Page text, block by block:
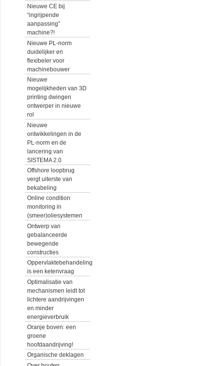
Nieuwe CE bij
“ingrijpende
aanpassing”
machine?!
Nieuwe PL-norm
duidelijker en
flexibeler voor
machinebouwer
Nieuwe
mogelijkheden van 3D
printing dwingen
ontwerper in nieuwe
rol
Nieuwe
ontwikkelingen in de
PL-norm en de
lancering van
SISTEMA 2.0
Offshore loopbrug
vergt uiterste van
bekabeling
Online condition
monitoring in
(smeer)oliesystemen
Ontwerp van
gebalanceerde
bewegende
constructies
Oppervlaktebehandeling
is een ketenvraag
Optimalisatie van
mechanismen leidt tot
lichtere aandrijvingen
en minder
energieverbruik
Oranje boven: een
groene
hoofdaandrijving!
Organische deklagen